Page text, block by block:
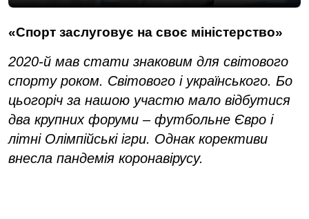
«Спорт заслуговує на своє міністерство»
2020-й мав стати знаковим для світового
спорту роком. Світового і українського. Бо
цьогоріч за нашою участю мало відбутися
два крупних форуми – футбольне Євро і
літні Олімпійські ігри. Однак корективи
внесла пандемія коронавірусу.